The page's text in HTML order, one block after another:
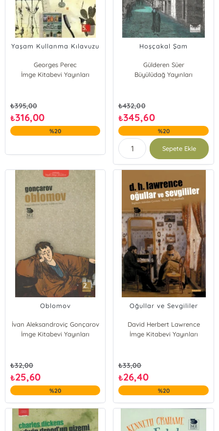
Yaşam Kullanma Kılavuzu
Georges Perec
İmge Kitabevi Yayınları
₺395,00
₺316,00
%20
Hoşçakal Şam
Gülderen Süer
Büyülüdağ Yayınları
₺432,00
₺345,60
%20
Sepete Ekle
Oblomov
İvan Aleksandroviç Gonçarov
İmge Kitabevi Yayınları
₺32,00
₺25,60
%20
Oğullar ve Sevgililer
David Herbert Lawrence
İmge Kitabevi Yayınları
₺33,00
₺26,40
%20